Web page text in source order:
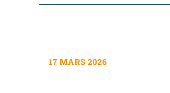
17 MARS 2026